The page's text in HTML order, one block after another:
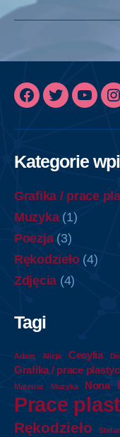
Facebook
Twitter
Kategorie
Grafika / prace
Muzyka(1)
Poezja(3)
Rękodzieło(4)
Zdjęcia (4)
Tagi
Adam Alicja Cecylia
Grafika / prace
Mateusz
Muzyka Nona
Prace
Rękodzieło